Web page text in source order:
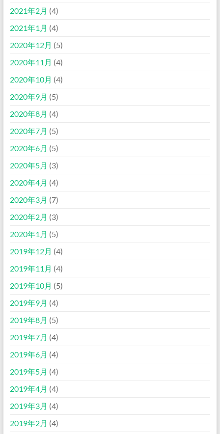
2021年2月 (4)
2021年1月 (4)
2020年12月 (5)
2020年11月 (4)
2020年10月 (4)
2020年9月 (5)
2020年8月 (4)
2020年7月 (5)
2020年6月 (5)
2020年5月 (3)
2020年4月 (4)
2020年3月 (7)
2020年2月 (3)
2020年1月 (5)
2019年12月 (4)
2019年11月 (4)
2019年10月 (5)
2019年9月 (4)
2019年8月 (5)
2019年7月 (4)
2019年6月 (4)
2019年5月 (4)
2019年4月 (4)
2019年3月 (4)
2019年2月 (4)